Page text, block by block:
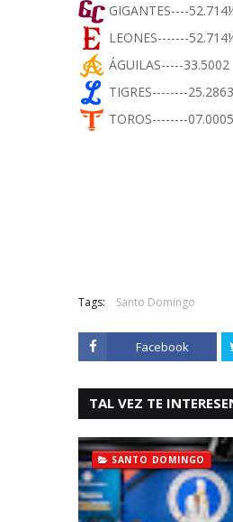
GIGANTES----
LEONES-------
ÁGUILAS-----33.5002
TIGRES--------
TOROS--------
Tags: Santo Domingo
Facebook
TAL VEZ TE
SANTO DOMINGO